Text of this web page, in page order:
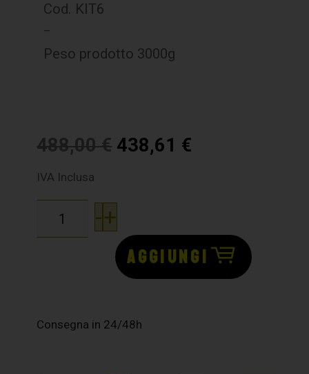
Cod. KIT6
–
Peso prodotto 3000g
488,00€ 438,61 €
IVA Inclusa
-+
AGGIUNGI
Consegna in 24/48h